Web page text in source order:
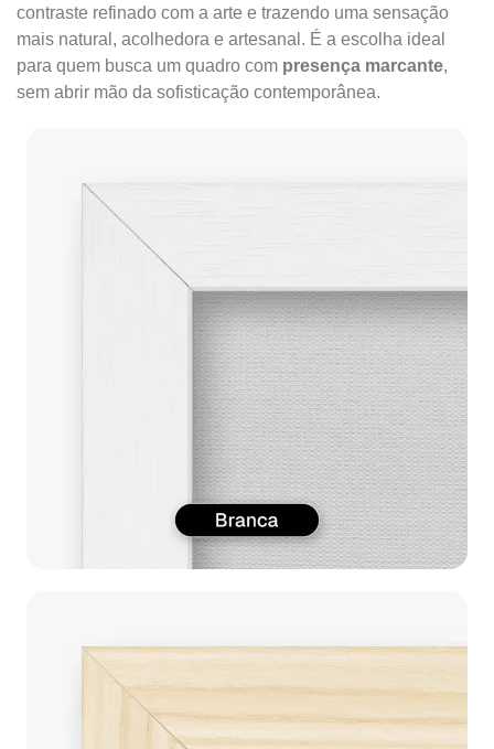
contraste refinado com a arte e trazendo uma sensação
mais natural, acolhedora e artesanal. É a escolha ideal
para quem busca um quadro com presença marcante,
sem abrir mão da sofisticação contemporânea.